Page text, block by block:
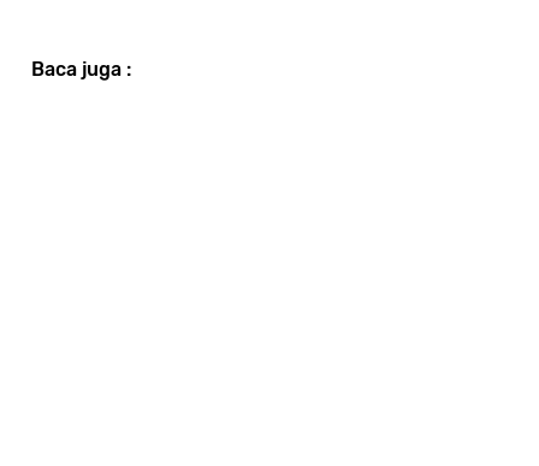
Baca juga :